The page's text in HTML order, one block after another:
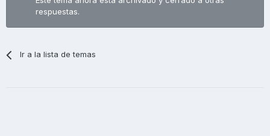
respuestas.
Ir a la lista de temas